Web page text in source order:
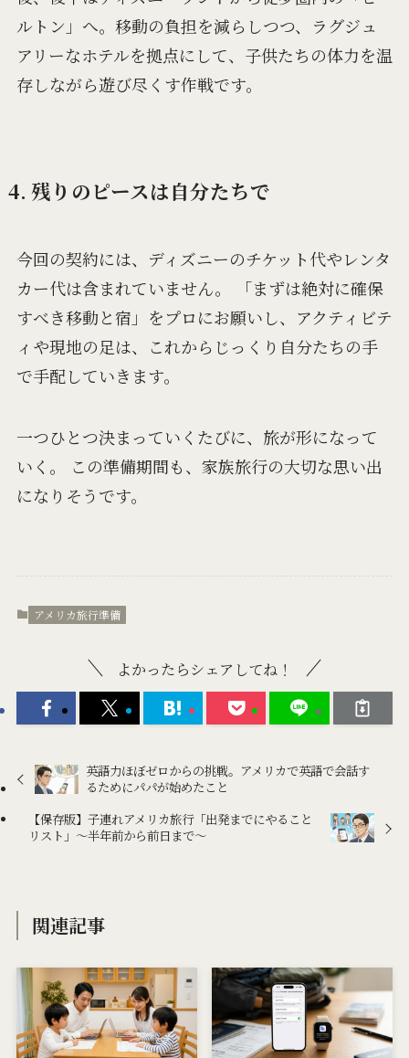
ルトン」へ。移動の負担を減らしつつ、ラグジュ
アリーなホテルを拠点にして、子供たちの体力を温
存しながら遊び尽くす作戦です。
4. 残りのピースは自分たちで
今回の契約には、ディズニーのチケット代やレンタ
カー代は含まれていません。 「まずは絶対に確保
すべき移動と宿」をプロにお願いし、アクティビテ
ィや現地の足は、これからじっくり自分たちの手
で手配していきます。
一つひとつ決まっていくたびに、旅が形になって
いく。 この準備期間も、家族旅行の大切な思い出
になりそうです。
アメリカ旅行準備
よかったらシェアしてね！
英語力ほぼゼロからの挑戦。アメリカで英語で会話す
るためにパパが始めたこと
【保存版】子連れアメリカ旅行「出発までにやること
リスト」〜半年前から前日まで〜
関連記事